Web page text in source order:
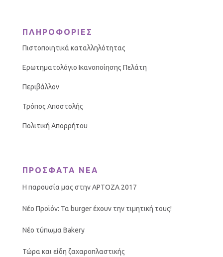
ΠΛΗΡΟΦΟΡΙΕΣ
Πιστοποιητικά καταλληλότητας
Ερωτηματολόγιο Ικανοποίησης Πελάτη
Περιβάλλον
Τρόπος Αποστολής
Πολιτική Απορρήτου
ΠΡΟΣΦΑΤΑ ΝΕΑ
Η παρουσία μας στην ΑΡΤΟΖΑ 2017
Νέο Προϊόν: Τα burger έχουν την τιμητική τους!
Νέο τύπωμα Bakery
Τώρα και είδη ζαχαροπλαστικής